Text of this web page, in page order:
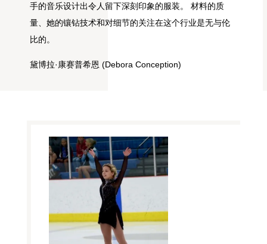
手的音乐设计出令人留下深刻印象的服装。 材料的质
量、她的镶钻技术和对细节的关注在这个行业是无与伦
比的。
黛博拉·康赛普希恩 (Debora Conception)